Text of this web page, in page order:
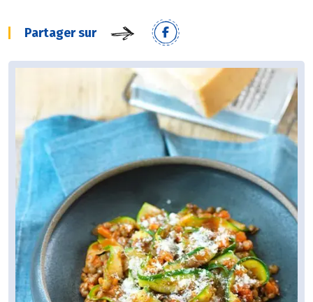
Partager sur